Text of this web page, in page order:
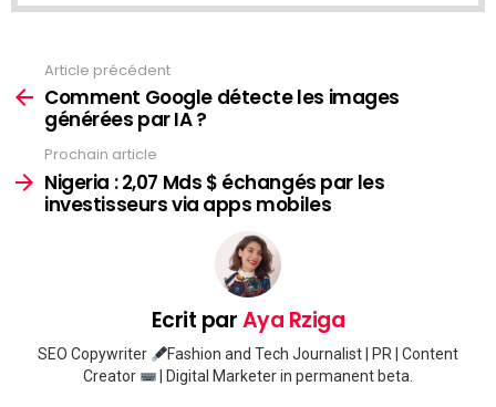
plus
Article précédent
Comment Google détecte les images
générées par IA ?
Prochain article
Nigeria : 2,07 Mds $ échangés par les
investisseurs via apps mobiles
Ecrit parAya Rziga
SEO Copywriter
Fashion and Tech Journalist | PR | Content
Creator
| Digital Marketer in permanent beta.